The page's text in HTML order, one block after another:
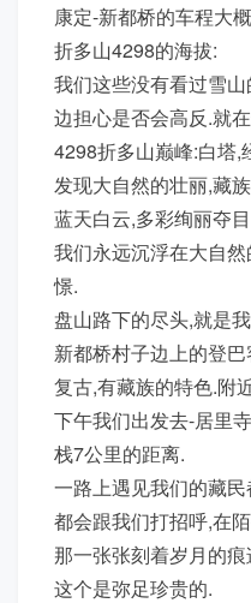
康定-新都桥的车程大
折多山4298的海拔:
我们这些没有看过雪
边担心是否会高反.就
4298折多山巅峰:白
发现大自然的壮丽,藏
蓝天白云,多彩绚丽夺
我们永远沉浮在大自
憬.
盘山路下的尽头,就是
新都桥村子边上的登
复古,有藏族的特色.附
下午我们出发去-居里
栈7公里的距离.
一路上遇见我们的藏
都会跟我们打招呼,在
那一张张刻着岁月的
这个是弥足珍贵的.